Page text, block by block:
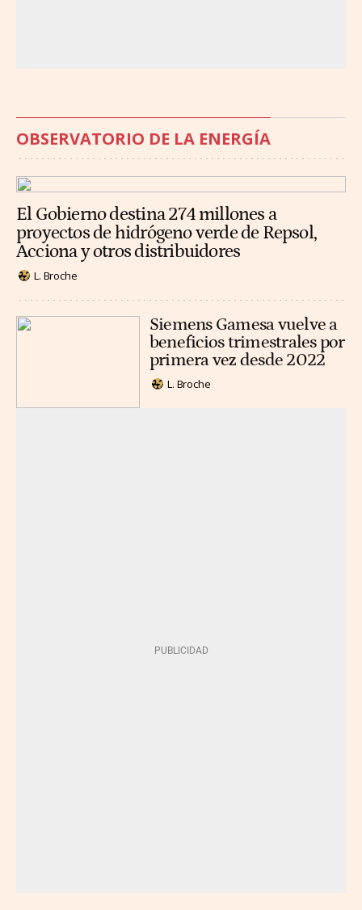
OBSERVATORIO DE LA ENERGÍA
El Gobierno destina 274 millones a
proyectos de hidrógeno verde de Repsol,
Acciona y otros distribuidores
L. Broche
Siemens Gamesa vuelve a
beneficios trimestrales por
primera vez desde 2022
L. Broche